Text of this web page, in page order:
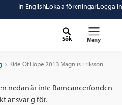
In EnglishLokala föreningarLogga in
Sök Meny
Current:
Ride Of Hope 2013 Magnus Eriksson
nedan är inte Barncancerfonden
ansvarig för.